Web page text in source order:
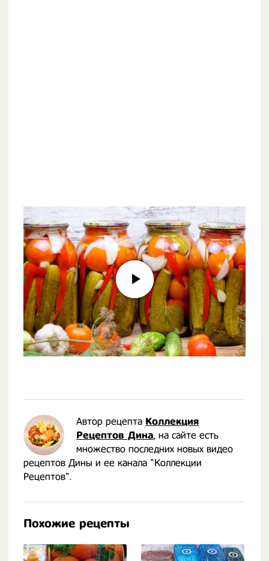
Автор рецепта Коллекция
Рецептов Дина, на сайте есть
множество последних новых видео
рецептов Дины и ее канала "Коллекции
Рецептов".
Похожие рецепты